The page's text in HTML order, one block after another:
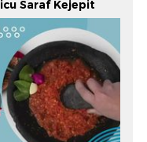
Saraf Kejepit